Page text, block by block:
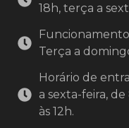
18h, terça a
Terça a
Horário de
a sexta-feira,
às 12h.